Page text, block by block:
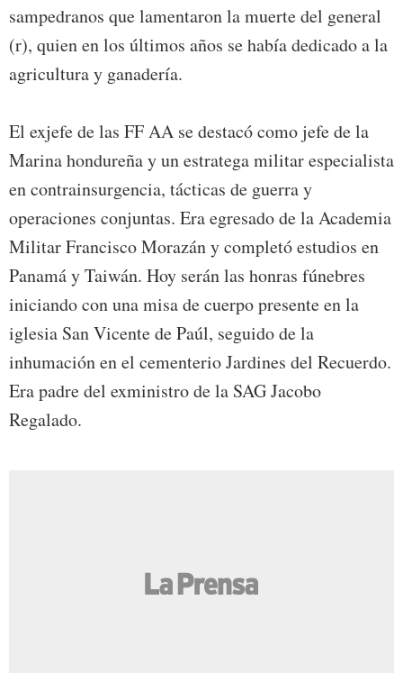
sampedranos que lamentaron la muerte del general
(r), quien en los últimos años se había dedicado a la
agricultura y ganadería.
El exjefe de las FF AA se destacó como jefe de la
Marina hondureña y un estratega militar especialista
en contrainsurgencia, tácticas de guerra y
operaciones conjuntas. Era egresado de la Academia
Militar Francisco Morazán y completó estudios en
Panamá y Taiwán. Hoy serán las honras fúnebres
iniciando con una misa de cuerpo presente en la
iglesia San Vicente de Paúl, seguido de la
inhumación en el cementerio Jardines del Recuerdo.
Era padre del exministro de la SAG Jacobo
Regalado.